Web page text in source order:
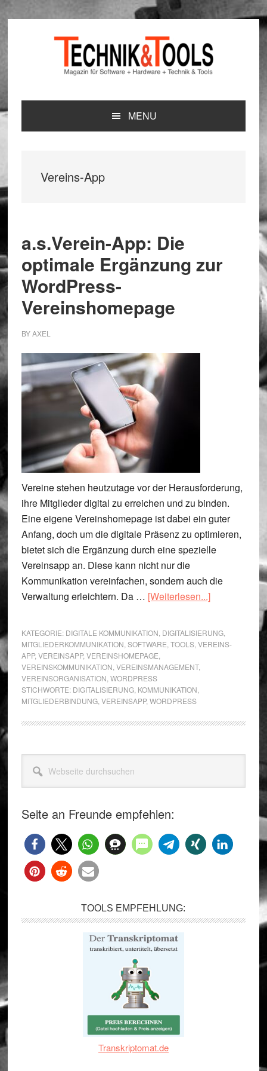
Zur
Hauptnavigation
Zum
Inhalt
Zur
Seitenspalte
MENU
Vereins-App
a.s.Verein-App: Die
optimale Ergänzung zur
WordPress-
Vereinshomepage
BYAXEL
Vereine stehen heutzutage vor der Herausforderung,
ihre Mitglieder digital zu erreichen und zu binden.
Eine eigene Vereinshomepage ist dabei ein guter
Anfang, doch um die digitale Präsenz zu optimieren,
bietet sich die Ergänzung durch eine spezielle
Vereinsapp an. Diese kann nicht nur die
Kommunikation vereinfachen, sondern auch die
Verwaltung erleichtern. Da … [Weiterlesen...]
optimale
KATEGORIE: DIGITALE KOMMUNIKATION DIGITALISIERUNG,
MITGLIEDERKOMMUNIKATION SOFTWARE TOOLS, VEREINS-
APP, VEREINSAPP, VEREINSHOMEPAGE
VEREINSKOMMUNIKATION VEREINSMANAGEMENT,
VEREINSORGANISATION WORDPRESS
STICHWORTE: DIGITALISIERUNG, KOMMUNIKATION
MITGLIEDERBINDUNG, VEREINSAPP, WORDPRESS
Seitenspalte
durchsuchen
Seite an Freunde empfehlen:
TOOLS EMPFEHLUNG:
Transkriptomat.de